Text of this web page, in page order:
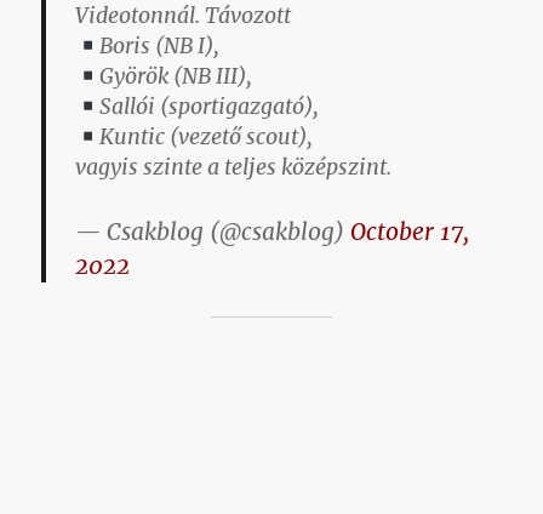
Videotonnál. Távozott
Boris (NB I),
Györök (NB III),
Sallói (sportigazgató),
Kuntic (vezető scout),
vagyis szinte a teljes középszint.
— Csakblog (@csakblog) October 17,
2022